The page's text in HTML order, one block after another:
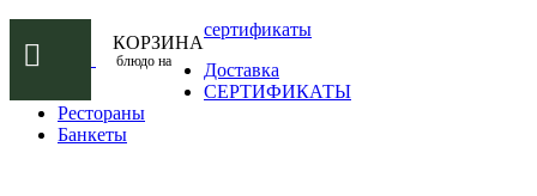
КОРЗИНА
блюдо на
сертификаты
Доставка
СЕРТИФИКАТЫ
Рестораны
Банкеты